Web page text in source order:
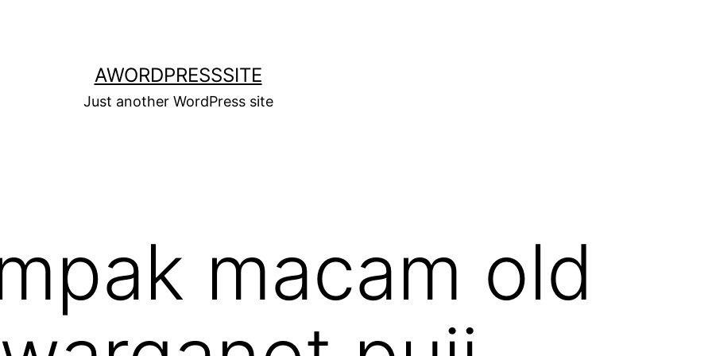
AWORDPRESSSITE
Just another WordPress site
macam old